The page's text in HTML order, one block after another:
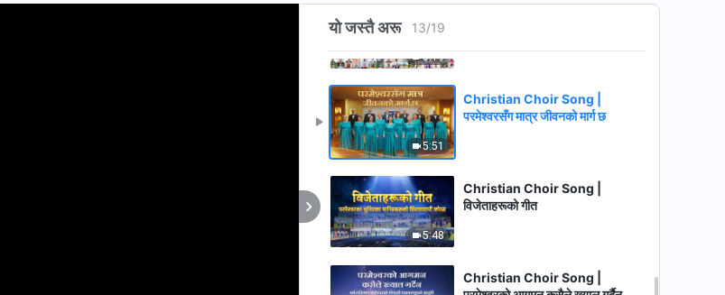
यो जस्तै अरू 13/19
5:19
Christian Choir Song | राज्यमा
5:51
Christian Choir Song |
परमेश्‍वरसँग मात्र जीवनको मार्ग छ
5:48
Christian Choir Song |
विजेताहरूको गीत
Christian Choir Song |